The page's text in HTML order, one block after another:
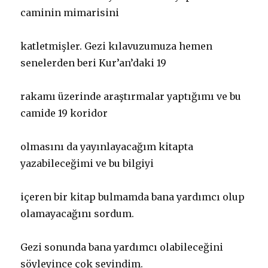
caminin mimarisini
katletmişler. Gezi kılavuzumuza hemen
senelerden beri Kur’an’daki 19
rakamı üzerinde araştırmalar yaptığımı ve bu
camide 19 koridor
olmasını da yayınlayacağım kitapta
yazabileceğimi ve bu bilgiyi
içeren bir kitap bulmamda bana yardımcı olup
olamayacağını sordum.
Gezi sonunda bana yardımcı olabileceğini
söyleyince çok sevindim.